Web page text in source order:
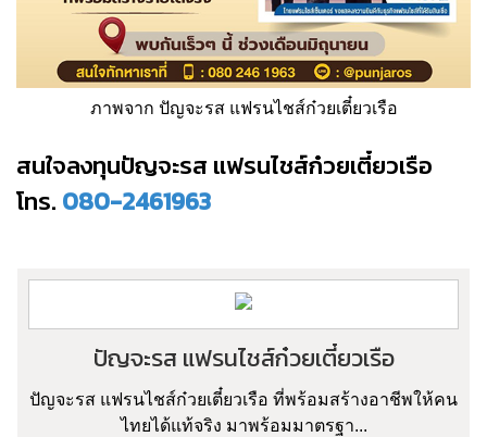
ภาพจาก ปัญจะรส แฟรนไชส์ก๋วยเตี๋ยวเรือ
สนใจลงทุนปัญจะรส แฟรนไชส์ก๋วยเตี๋ยวเรือ
โทร. 080-2461963
ปัญจะรส แฟรนไชส์ก๋วยเตี๋ยวเรือ
ปัญจะรส แฟรนไชส์ก๋วยเตี๋ยวเรือ ที่พร้อมสร้างอาชีพให้คน
ไทยได้แท้จริง มาพร้อมมาตรฐา...